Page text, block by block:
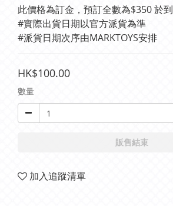
此價格為訂金，預訂全數為$350 於
#實際出貨日期以官方派貨為準
#派貨日期次序由MARKTOYS安排
HK$100.00
數量
販售結束
加入追蹤清單